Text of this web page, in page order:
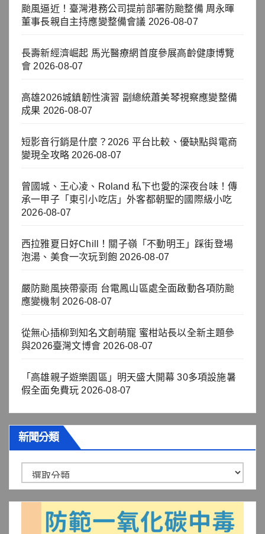
颱風逼近！臺灣港務公司提前部署防颱整備 周永暉
董事長親自主持應變整備會議 2026-08-07
長壽新經濟崛起 馬光醫療網首度參展高齡健康博覽
會 2026-08-07
高雄2026城鎮韌性演習 副總統蕭美琴視察應變整備
成果 2026-08-07
短影音行銷是什麼？2026 平台比較、優缺點與電商
變現全攻略 2026-08-07
曾國城、王心凌、Roland 私下也愛的深夜台味！傳
承一甲子「東引小吃店」外客都朝聖的國際級小吃
2026-08-07
西拉雅夏日好Chill！關子嶺「不動明王」踩街登場
泡湯、美食一次玩到飽 2026-08-07
嚴防颱風挾帶豪雨 台電鳳山區處全面啟動各項防颱
應變機制 2026-08-07
從無心插柳到知名文創萌寵 蜜柑站長以全新主題參
與2026臺灣文博會 2026-08-07
「高雄親子遊樂園區」明天盛大開幕 30多項設施暑
假全面免費玩 2026-08-07
新聞分類
聞